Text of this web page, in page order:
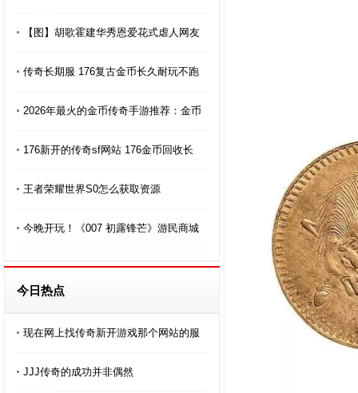
【图】胡歌霍建华秀恩爱花式虐人网友
传奇长期服 176复古金币长久耐玩不跑
2026年最火的金币传奇手游推荐：金币
176新开的传奇sf网站 176金币回收长
王者荣耀世界S0怎么获取资源
今晚开玩！《007 初露锋芒》游民商城
今日热点
现在网上找传奇新开游戏那个网站的服
JJJ传奇的成功并非偶然